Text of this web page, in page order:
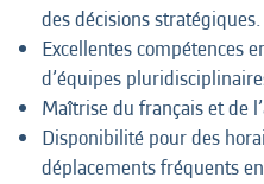
des décisions stratégiques.
Excellentes compétences
d’équipes
Maîtrise du français et de
Disponibilité pour des
déplacements fréquents